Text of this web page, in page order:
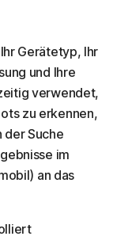
Gerätetyp, Ihr
und Ihre
verwendet,
zu erkennen,
der Suche
im
an das